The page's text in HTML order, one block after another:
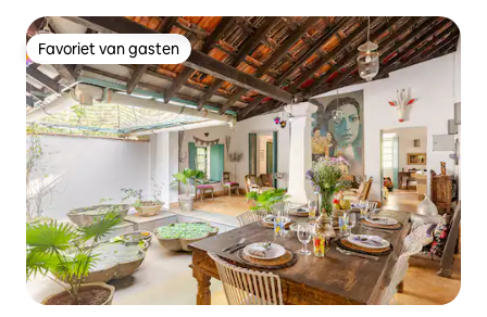
Favoriet van gasten
Favoriet van gasten